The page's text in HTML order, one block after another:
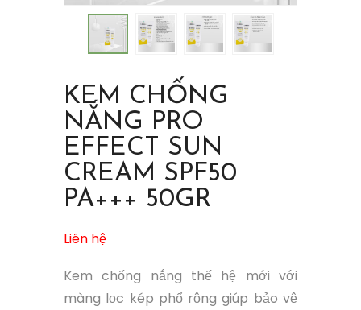
KEM CHỐNG
NẮNG PRO
EFFECT SUN
CREAM SPF50
PA+++ 50GR
Liên hệ
Kem chống nắng thế hệ mới với
màng lọc kép phổ rộng giúp bảo vệ